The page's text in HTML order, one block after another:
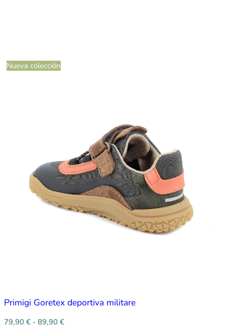
Nueva colección
Primigi Goretex deportiva militare
79,90 € - 89,90 €